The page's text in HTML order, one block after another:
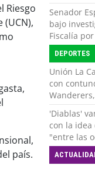
Riesgo
país.
Senador
bajo
Fiscalía
cruzadas
su pareja
DEPORTES
Unión La
con
respiro y
Chile
'Diablas'
con la
"entre las